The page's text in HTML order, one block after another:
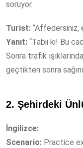
soruyor.
Turist: “Affedersiniz,
Yanıt: “Tabii ki! Bu
Sonra trafik
geçtikten sonra
2. Şehirdeki
İngilizce:
Scenario: Practice